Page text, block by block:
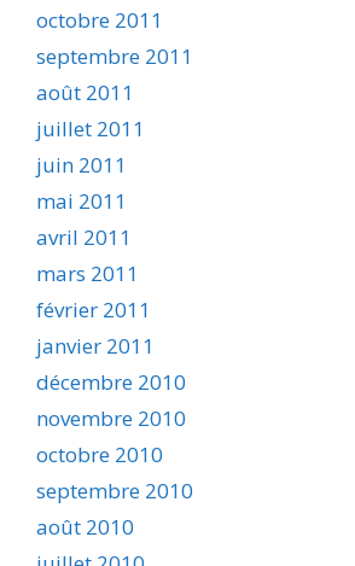
octobre 2011
septembre 2011
août 2011
juillet 2011
juin 2011
mai 2011
avril 2011
mars 2011
février 2011
janvier 2011
décembre 2010
novembre 2010
octobre 2010
septembre 2010
août 2010